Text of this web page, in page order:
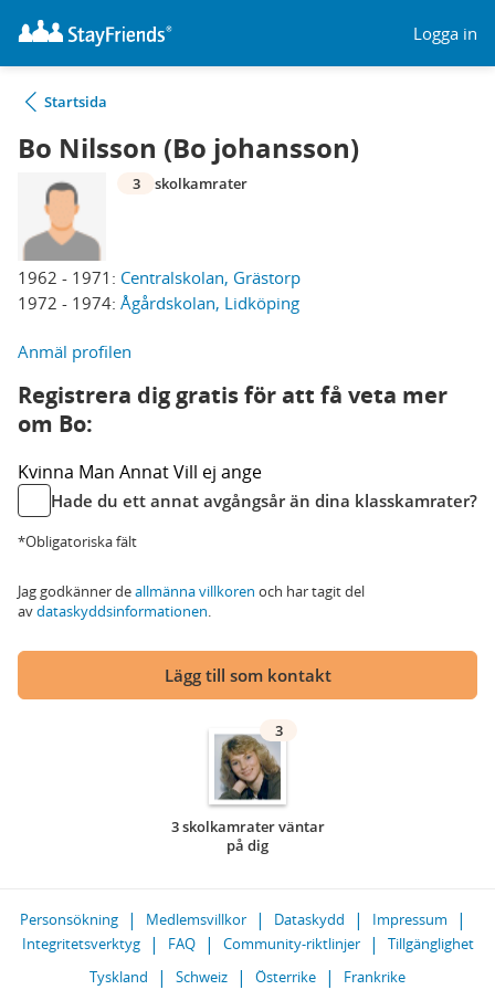
Logga in
Startsida
Bo Nilsson (Bo johansson)
1962 - 1971: Centralskolan, Grästorp
1972 - 1974: Ågårdskolan, Lidköping
3 skolkamrater
Anmäl profilen
Registrera dig gratis för att få veta mer
om Bo:
Kvinna Man AnnatVill ej ange
Hade du ett annat avgångsår än dina klasskamrater?
*Obligatoriska fält
Jag godkänner deallmänna villkoren och har tagit del
avdataskyddsinformationen.
Lägg till som kontakt
3
3 skolkamrater väntar
på dig
Personsökning Medlemsvillkor Dataskydd
Impressum
Integritetsverktyg
FAQ Community-riktlinjer
Tillgänglighet
Tyskland
Schweiz Österrike Frankrike